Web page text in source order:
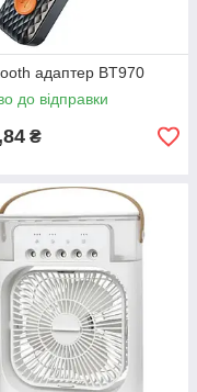
адаптер BT970
до відправки
₴